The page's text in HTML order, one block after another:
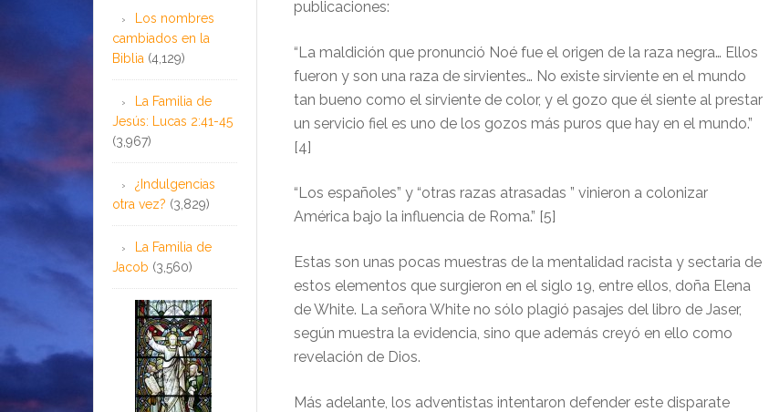
publicaciones:
“La maldición que pronunció Noé fue el origen de la raza negra… Ellos
fueron y son una raza de sirvientes… No existe sirviente en el mundo
tan bueno como el sirviente de color, y el gozo que él siente al prestar
un servicio fiel es uno de los gozos más puros que hay en el mundo.”
[4]
“Los españoles” y “otras razas atrasadas ” vinieron a colonizar
América bajo la influencia de Roma.” [5]
Estas son unas pocas muestras de la mentalidad racista y sectaria de
estos elementos que surgieron en el siglo 19, entre ellos, doña Elena
de White. La señora White no sólo plagió pasajes del libro de Jaser,
según muestra la evidencia, sino que además creyó en ello como
revelación de Dios.
Más adelante, los adventistas intentaron defender este disparate
Los nombres
cambiados en la
Biblia (4,129)
La Familia de
Jesús: Lucas 2:41-45
(3,967)
¿Indulgencias
otra vez? (3,829)
La Familia de
Jacob (3,560)